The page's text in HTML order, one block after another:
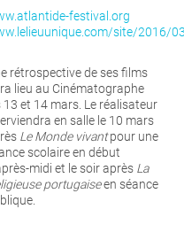
festival.org
site/2016/
rétrospective de ses films
lieu au Cinématographe
13 et 14 mars. Le réalisateur
en salle le 10 mars
Le Monde vivantpour une
scolaire en début
midi et le soir après La
portugaiseen séance